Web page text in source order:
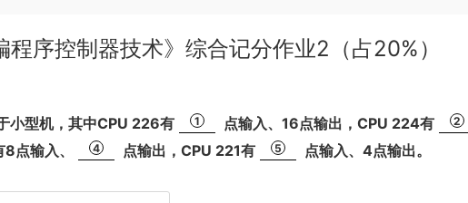
序控制器技术》综合记分作业2（占20%）
小型机，其中CPU 226有 1 点输入、16点输出，CPU 224有 2
点输入、 4 点输出，CPU 221有 5 点输入、4点输出。